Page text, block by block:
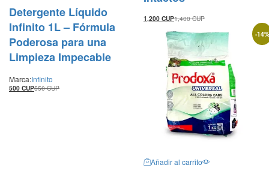
Detergente Líquido
Infinito 1L – Fórmula
Poderosa para una
Limpieza Impecable
Marca:Infinito
500 CUP550CUP
1,200 CUP1,400CUP
-14%
Añadir al carrito